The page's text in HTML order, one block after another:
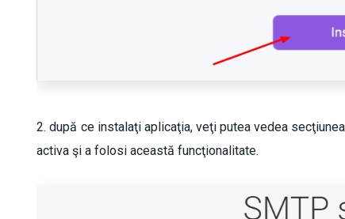
2. după ce instalaţi aplicaţia, veţi putea vedea
activa şi a folosi această funcţionalitate.